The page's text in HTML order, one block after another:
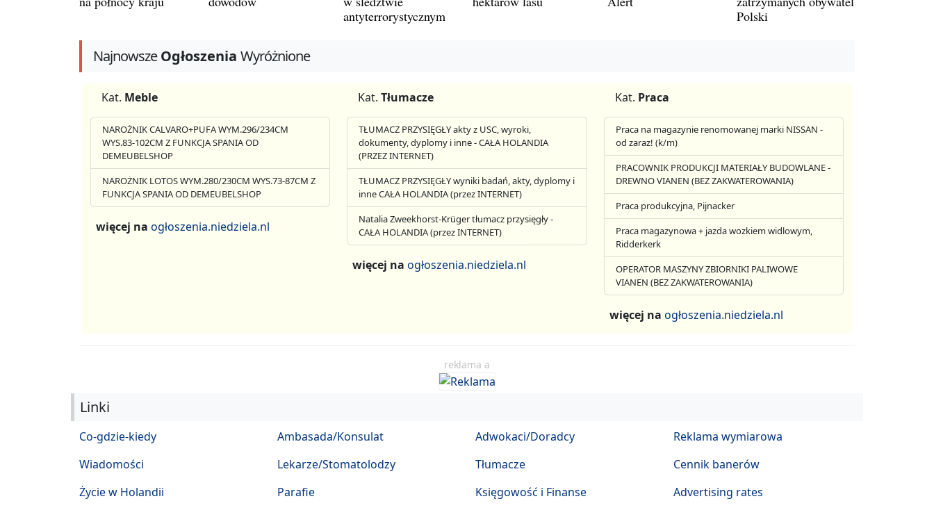
antyterrorystycznym
Polski
NajnowszeOgłoszenia Wyróżnione
Kat. Meble
NAROŻNIK CALVARO+PUFA WYM.296/234CM
WYS.83-102CM Z FUNKCJA SPANIA OD
DEMEUBELSHOP
NAROŻNIK LOTOS WYM.280/230CM WYS.73-87CM Z
FUNKCJA SPANIA OD DEMEUBELSHOP
więcej na ogłoszenia.niedziela.nl
Kat. Tłumacze
TŁUMACZ PRZYSIĘGŁY akty z USC, wyroki,
dokumenty, dyplomy i inne - CAŁA HOLANDIA
(PRZEZ INTERNET)
TŁUMACZ PRZYSIĘGŁY wyniki badań, akty, dyplomy i
inne CAŁA HOLANDIA (przez INTERNET)
Natalia Zweekhorst-Krüger tłumacz przysięgły -
CAŁA HOLANDIA (przez INTERNET)
więcej naogłoszenia.niedziela.nl
Kat. Praca
Praca na magazynie renomowanej marki NISSAN -
od zaraz! (k/m)
PRACOWNIK PRODUKCJI MATERIAŁY BUDOWLANE -
DREWNO VIANEN (BEZ ZAKWATEROWANIA)
Praca produkcyjna, Pijnacker
Praca magazynowa + jazda wozkiem widlowym,
Ridderkerk
OPERATOR MASZYNY ZBIORNIKI PALIWOWE
VIANEN (BEZ ZAKWATEROWANIA)
więcej na ogłoszenia.niedziela.nl
reklama a
Linki
Co-gdzie-kiedy
Wiadomości
Życie w Holandii
Ambasada/Konsulat
Lekarze/Stomatolodzy
Parafie
Adwokaci/Doradcy
Tłumacze
Księgowość i Finanse
Reklama wymiarowa
Cennik banerów
Advertising rates